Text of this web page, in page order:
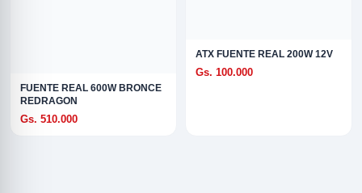
FUENTE REAL 600W BRONCE
REDRAGON
Gs. 510.000
ATX FUENTE REAL 200W 12V
Gs. 100.000